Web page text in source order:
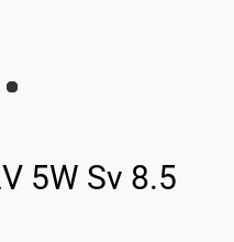
5W Sv 8.5